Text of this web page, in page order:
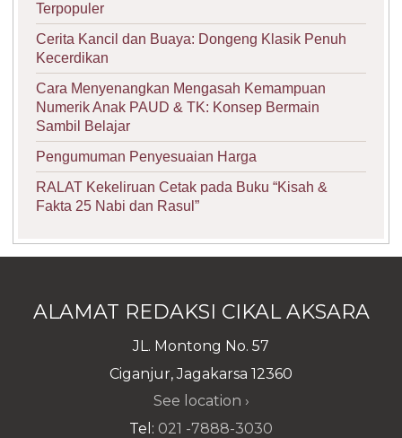
Terpopuler
Cerita Kancil dan Buaya: Dongeng Klasik Penuh
Kecerdikan
Cara Menyenangkan Mengasah Kemampuan
Numerik Anak PAUD & TK: Konsep Bermain
Sambil Belajar
Pengumuman Penyesuaian Harga
RALAT Kekeliruan Cetak pada Buku “Kisah &
Fakta 25 Nabi dan Rasul”
ALAMAT REDAKSI CIKAL AKSARA
JL. Montong No. 57
Ciganjur, Jagakarsa 12360
See location ›
Tel: 021 -7888-3030